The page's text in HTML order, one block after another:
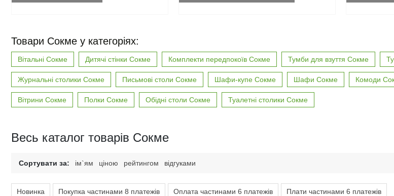
Товари Сокме у категоріях:
Вітальні Сокме Дитячі стінки Сокме Комплекти передпокоїв Сокме Тумби для взуття Сокме
Журнальні столики Сокме Письмові столи Сокме Шафи-купе Сокме Шафи Сокме Комоди
Вітрини Сокме Полки Сокме Обідні столи Сокме Туалетні столики Сокме
Весь каталог товарів Сокме
Сортувати за: ім`ям ціною рейтингом відгуками
Новинка Покупка частинами 8 платежів Оплата частинами 6 платежів Плати частинами 6 платежів